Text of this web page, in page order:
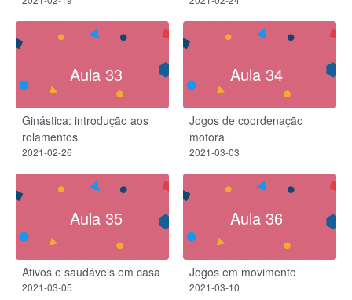
Aula 33
Ginástica: introdução aos
rolamentos
2021-02-26
Aula 34
Jogos de coordenação
motora
2021-03-03
Aula 35
Ativos e saudáveis em casa
2021-03-05
Aula 36
Jogos em movimento
2021-03-10